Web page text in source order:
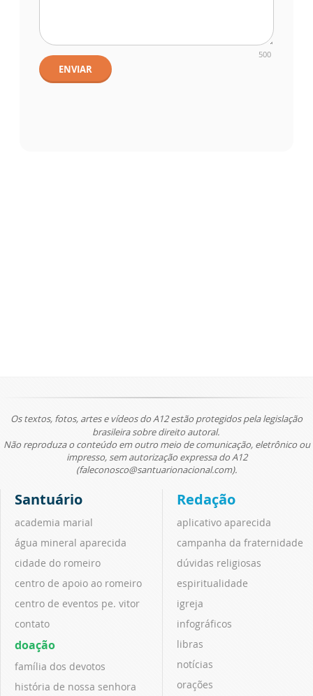
500
ENVIAR
Os textos, fotos, artes e vídeos do A12 estão protegidos pela legislação
brasileira sobre direito autoral.
Não reproduza o conteúdo em outro meio de comunicação, eletrônico ou
impresso, sem autorização expressa do A12
(faleconosco@santuarionacional.com).
Santuário
academia marial
água mineral aparecida
cidade do romeiro
centro de apoio ao romeiro
centro de eventos pe. vitor
contato
doação
família dos devotos
história de nossa senhora
Redação
aplicativo aparecida
campanha da fraternidade
dúvidas religiosas
espiritualidade
igreja
infográficos
libras
notícias
orações